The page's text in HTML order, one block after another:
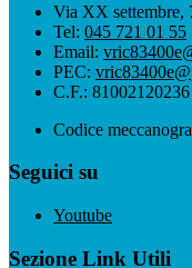
Via XX settembre,
Tel: 045 721 01 55
Email:
PEC:
C.F.: 81002120236
Codice
Seguici su
Youtube
Sezione Link Utili